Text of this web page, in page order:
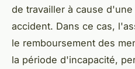
de travailler à cause
accident. Dans ce cas,
le remboursement des
la période d'incapacité,